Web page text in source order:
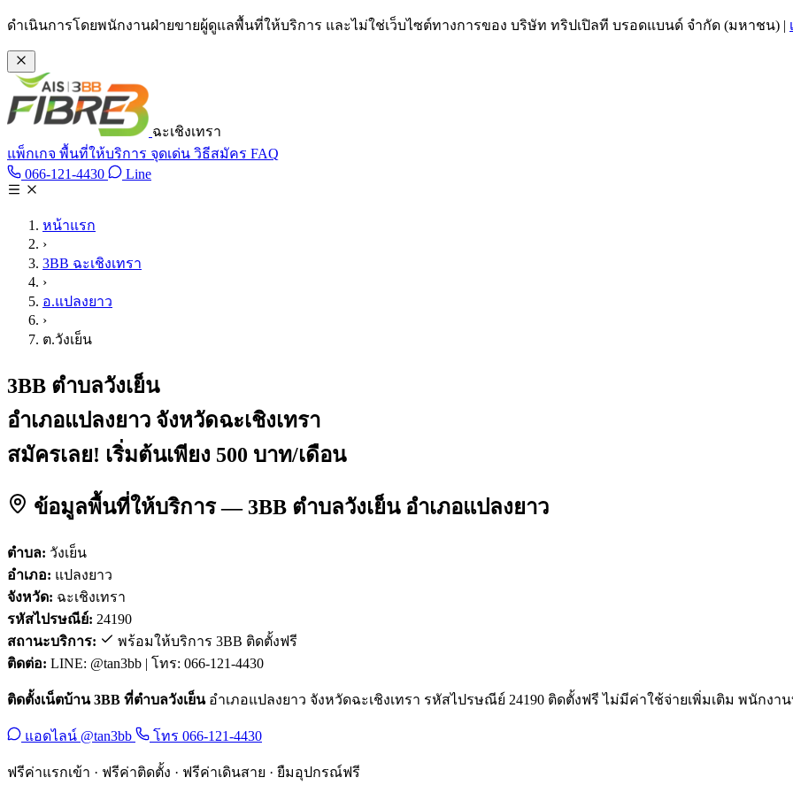
ข้ามไปเนื้อหาหลัก
ดำเนินการโดยพนักงานฝ่ายขายผู้ดูแลพื้นที่ให้บริการ และไม่ใช่เว็บไซต์ทางการของ บริษัท ทริปเปิลที บรอดแบนด์ จำกัด (มหาชน) |
ฉะเชิงเทรา
แพ็กเกจ พื้นที่ให้บริการ จุดเด่น วิธีสมัคร FAQ
066-121-4430 โทร 066-121-4430
LineLine @tan3bb
หน้าแรก
›
3BB ฉะเชิงเทรา
›
อ.แปลงยาว
›
ต.วังเย็น
3BB ตำบลวังเย็น
อำเภอแปลงยาว จังหวัดฉะเชิงเทรา
สมัครเลย! เริ่มต้นเพียง 500 บาท/เดือน
ข้อมูลพื้นที่ให้บริการ — 3BB ตำบลวังเย็น อำเภอแปลงยาว
ตำบล: วังเย็น
อำเภอ: แปลงยาว
จังหวัด: ฉะเชิงเทรา
รหัสไปรษณีย์: 24190
สถานะบริการ:
พร้อมให้บริการ 3BB ติดตั้งฟรี
ติดต่อ: LINE: @tan3bb | โทร: 066-121-4430
ติดตั้งเน็ตบ้าน 3BB ที่ตำบลวังเย็นอำเภอแปลงยาว จังหวัดฉะเชิงเทรา รหัสไปรษณีย์ 24190 ติดตั้งฟรี ไม่มีค่าใช้จ่ายเพิ่มเติม พนักง
แอดไลน์ @tan3bb โทร 066-121-4430
ฟรีค่าแรกเข้า · ฟรีค่าติดตั้ง · ฟรีค่าเดินสาย · ยืมอุปกรณ์ฟรี